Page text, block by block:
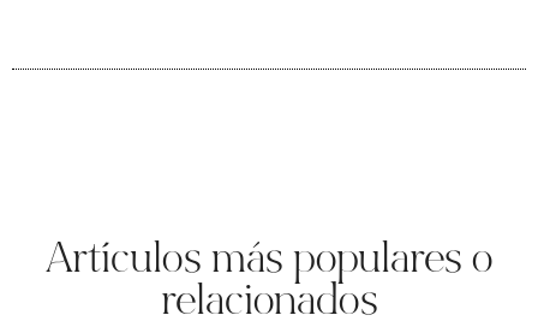
Artículos más populares o
relacionados